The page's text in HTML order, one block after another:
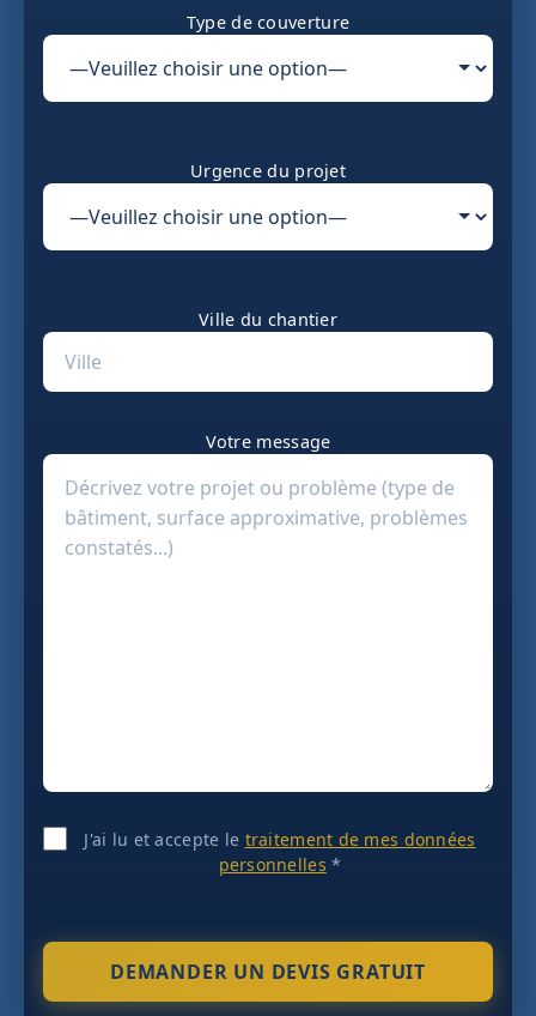
Type de couverture
Urgence du projet
Ville du chantier
Votre message
J'ai lu et accepte le traitement de mes données
personnelles *